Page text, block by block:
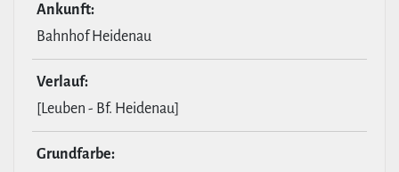
Ankunft:
Bahnhof Heidenau
Verlauf:
[Leuben - Bf. Heidenau]
Grund­farbe: